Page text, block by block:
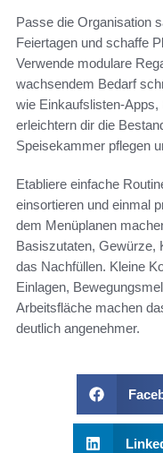
Passe die Organisation
Feiertagen und schaffe
Verwende modulare
wachsendem Bedarf
wie
erleichtern dir die
Speisekammer pflegen
Etabliere einfache
einsortieren und einmal
dem Menüplanen
Basiszutaten, Gewürze,
das Nachfüllen. Kleine
Einlagen,
Arbeitsfläche machen
deutlich angenehmer.